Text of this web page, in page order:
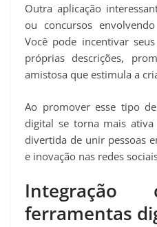
Outra aplicação
ou concursos
Você pode incentivar
próprias descrições,
amistosa que estimula a
Ao promover esse tipo
digital se torna mais
divertida de unir pessoas
e inovação nas redes
Integração
ferramentas